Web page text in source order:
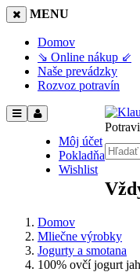
MENU
Domov
⇘ Online nákup ⇙
Naše prevádzky
Rozvoz potravín
Môj účet
Pokladňa
Wishlist
Domov
Mliečne výrobky
Jogurty a smotana
100% ovčí jogurt